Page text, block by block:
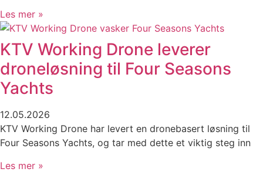
Les mer »
KTV Working Drone leverer
droneløsning til Four Seasons
Yachts
12.05.2026
KTV Working Drone har levert en dronebasert løsning til
Four Seasons Yachts, og tar med dette et viktig steg inn
Les mer »